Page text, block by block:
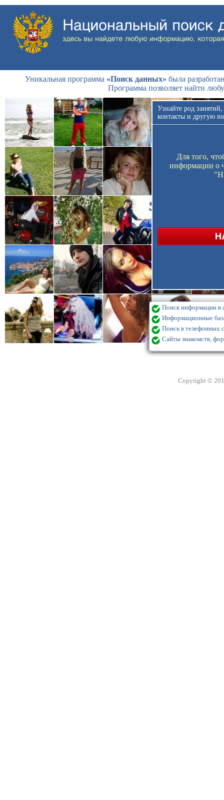
Уникальная программа «Поиск данных» была
Программа позволяет найти
Узнайте род
контакты и другую
Для того,
информации о
Поиск информации в
Информационные
Поиск в телефонных
Сайты знакомств,
Copyright ©